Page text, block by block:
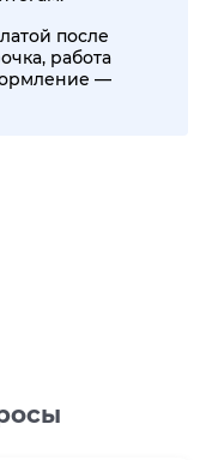
после
работа
—